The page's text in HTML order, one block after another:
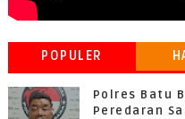
POPULER
Polres Batu
Peredaran